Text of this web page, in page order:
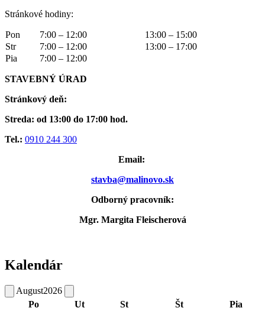
Stránkové hodiny:
Pon 7:00 – 12:00
13:00 – 15:00
Str
7:00 – 12:00
13:00 – 17:00
Pia
7:00 – 12:00
STAVEBNÝ ÚRAD
Stránkový deň:
Streda: od 13:00 do 17:00 hod.
Tel.: 0910 244 300
Email:
stavba@malinovo.sk
Odborný pracovník:
Mgr. Margita Fleischerová
Kalendár
August2026
Po
Ut St Št Pia